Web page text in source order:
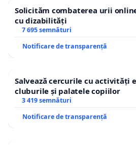
Solicităm combaterea urii
cu dizabilități
7 695 semnături
Notificare de transparență
Salvează cercurile cu activități
cluburile și palatele copiilor
3 419 semnături
Notificare de transparență